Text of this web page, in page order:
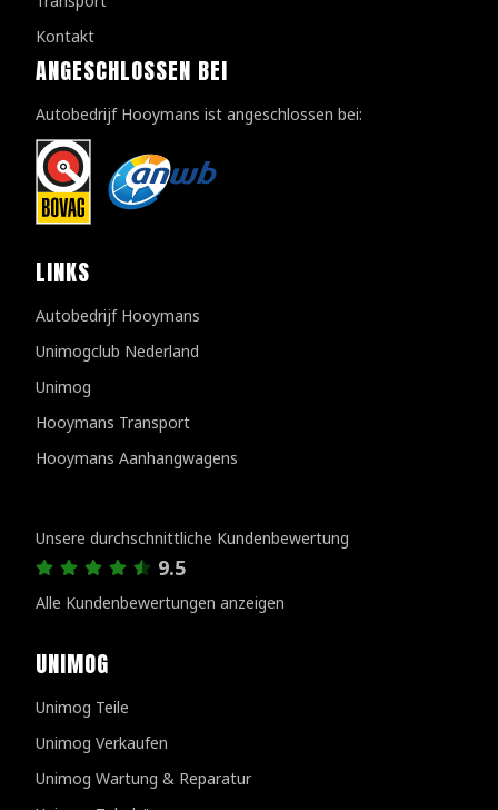
Kontakt
ANGESCHLOSSEN BEI
Autobedrijf Hooymans ist angeschlossen bei:
LINKS
Autobedrijf Hooymans
Unimogclub Nederland
Unimog
Hooymans Transport
Hooymans Aanhangwagens
Unsere durchschnittliche Kundenbewertung
9.5
Alle Kundenbewertungen anzeigen
UNIMOG
Unimog Teile
Unimog Verkaufen
Unimog Wartung & Reparatur